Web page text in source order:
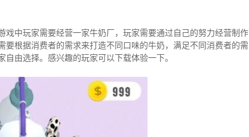
中玩家需要经营一家牛奶厂，玩家需要通过自己的努力经营制作
根据消费者的需求来打造不同口味的牛奶，满足不同消费者的需
由选择。感兴趣的玩家可以下载体验一下。